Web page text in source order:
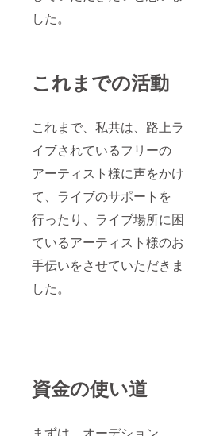
した。
これまでの活動
これまで、私共は、路上ラ
イブされているフリーの
アーティスト様に声をかけ
て、ライブのサポートを
行ったり、ライブ場所に困
ているアーティスト様のお
手伝いをさせていただきま
した。
資金の使い道